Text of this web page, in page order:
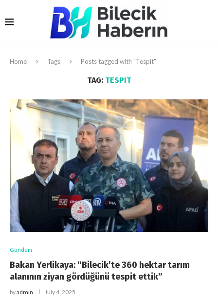
Home Tags Posts tagged with "Tespit"
TAG: TESPIT
Gündem
Bakan Yerlikaya: “Bilecik’te 360 hektar tarım
alanının ziyan gördüğünü tespit ettik”
byadmin July 4, 2025